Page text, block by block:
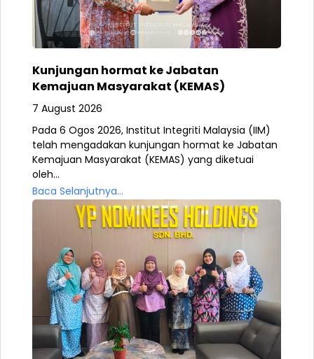
Kunjungan hormat ke Jabatan
Kemajuan Masyarakat (KEMAS)
7 August 2026
Pada 6 Ogos 2026, Institut Integriti Malaysia (IIM)
telah mengadakan kunjungan hormat ke Jabatan
Kemajuan Masyarakat (KEMAS) yang diketuai
oleh...
Baca Selanjutnya...